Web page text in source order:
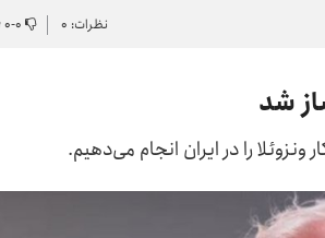
نظرات: ۰ ۰-۰
شد
را در ایران انجام می‌دهیم.